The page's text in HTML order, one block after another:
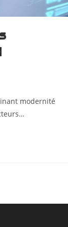
modernité